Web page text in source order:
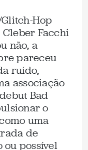
Hop
Facchi
não, a
pareceu
ruído,
associação
Bad
o
uma
de
possível